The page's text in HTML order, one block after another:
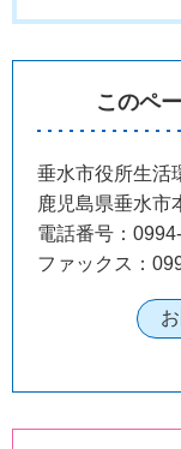
このペ
垂水市役所生活
鹿児島県垂水市
電話番号：
ファックス：